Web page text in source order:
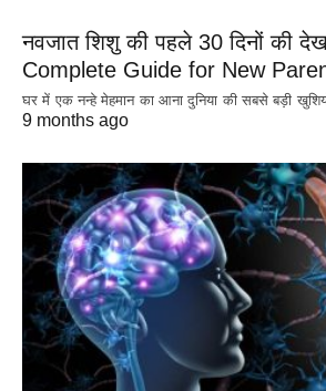
नवजात शिशु की पहले 30 दिनों की
Complete Guide for New
घर में एक नन्हे मेहमान का आना दुनिया की सबसे बड़ी
9 months ago